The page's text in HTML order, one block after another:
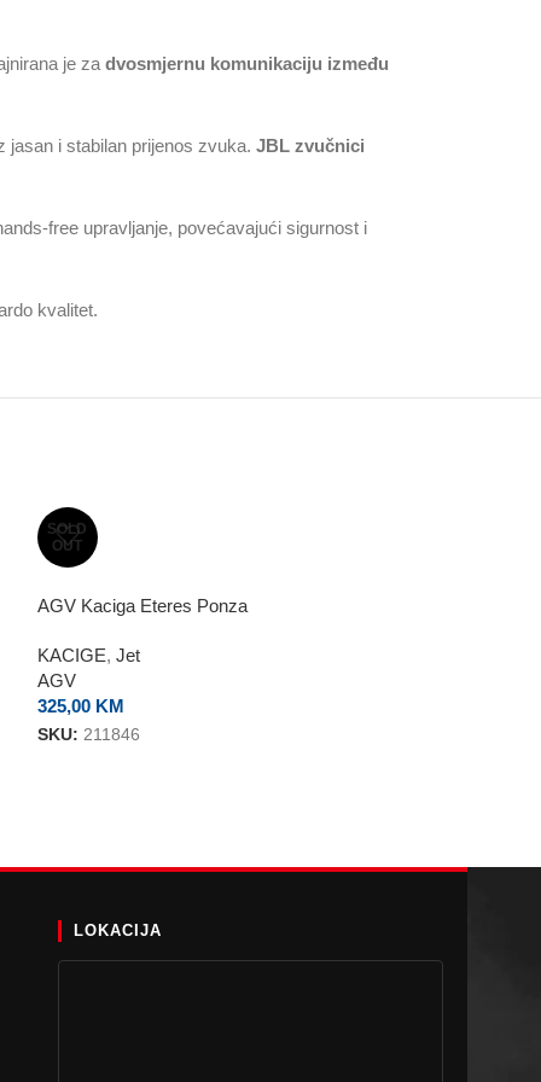
je za dvosmjernu komunikaciju između
i stabilan prijenos zvuka. JBL zvučnici
free upravljanje, povećavajući sigurnost i
kvalitet.
SOLD
OUT
AGV Kaciga Eteres Ponza
KACIGE, Jet
AGV
325,00 KM
SKU: 211846
LOKACIJA